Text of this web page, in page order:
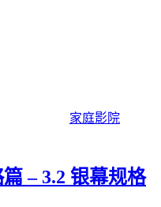
家庭影院
– 3.2 银幕规格